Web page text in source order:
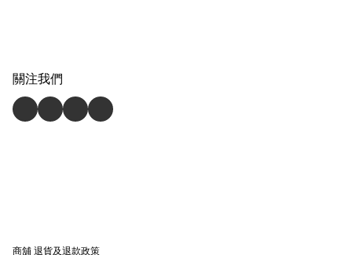
關注我們
商舖退貨及退款政策